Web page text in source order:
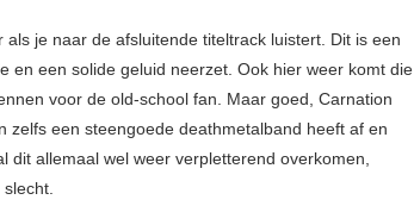
je naar de afsluitende titeltrack luistert. Dit is een
en een solide geluid neerzet. Ook hier weer komt die
voor de old-school fan. Maar goed, Carnation
zelfs een steengoede deathmetalband heeft af en
allemaal wel weer verpletterend overkomen,